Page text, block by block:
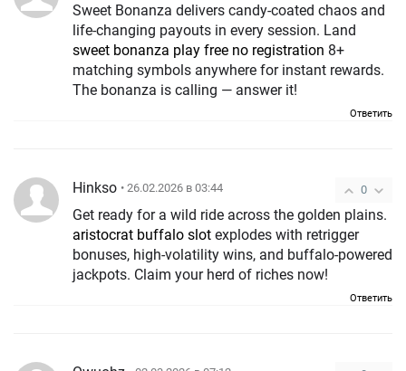
Sweet Bonanza delivers candy-coated chaos and
life-changing payouts in every session. Land
sweet bonanza play free no registration 8+
matching symbols anywhere for instant rewards.
The bonanza is calling — answer it!
Ответить
0
Hinkso • 26.02.2026 в 03:44
Get ready for a wild ride across the golden plains.
aristocrat buffalo slot explodes with retrigger
bonuses, high-volatility wins, and buffalo-powered
jackpots. Claim your herd of riches now!
Ответить